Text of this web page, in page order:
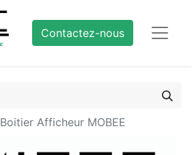
Contactez-nous
Boitier Afficheur MOBEE